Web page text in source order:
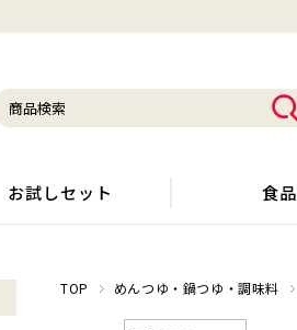
お試しセット 食品
TOP めんつゆ・鍋つゆ・調味料